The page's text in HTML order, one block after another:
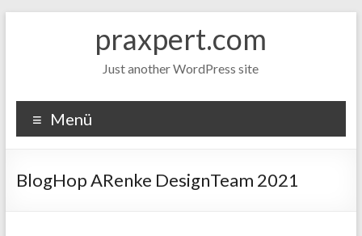
praxpert.com
Just another WordPress site
Menü
BlogHop ARenke DesignTeam 2021